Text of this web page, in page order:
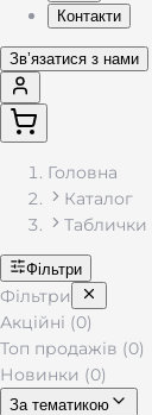
Контакти
Звʼязатися з нами
Головна
Каталог
Таблички
Фільтри
Фільтри
Акційні (0)
Топ продажів (0)
Новинки (0)
За тематикою